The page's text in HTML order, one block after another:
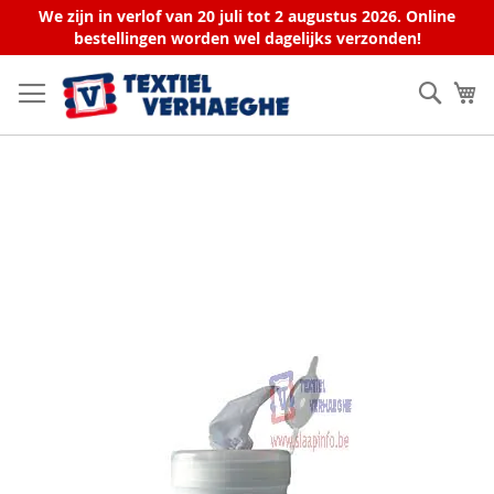
We zijn in verlof van 20 juli tot 2 augustus 2026. Online
bestellingen worden wel dagelijks verzonden!
naar
de
inhoud
Zoek